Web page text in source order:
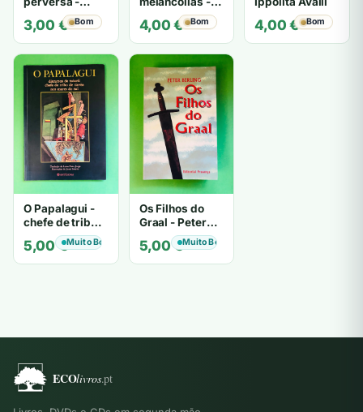
PATRICIA
HIGHSMITH
3,00 € Bom
Mantegazza
4,00€ Bom 4,00€ Bom
O Papalagui -
chefe de tribo
de tiavéa
5,00€Muito Bom
Os Filhos do
Graal - Peter
Berling
5,00€Muito Bom